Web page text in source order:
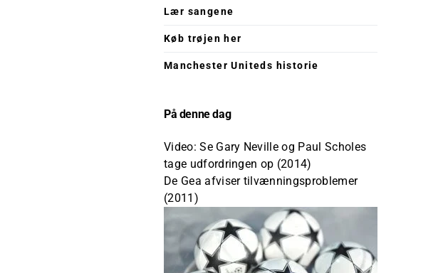
Lær sangene
Køb trøjen her
Manchester Uniteds historie
På denne dag
Video: Se Gary Neville og Paul Scholes
tage udfordringen op (2014)
De Gea afviser tilvænningsproblemer
(2011)